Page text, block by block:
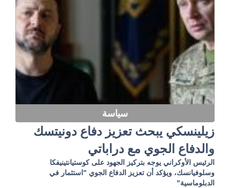
سياسة
زيلينسكي يبحث تعزيز دفاع دونيتسك
والدفاع الجوي مع دراباتي
الرئيس الأوكراني يوجه بتركيز الجهود على كوستيانتينيفكا
وسلوفيانسك، ويؤكد أن تعزيز الدفاع الجوي "استثمار في
الدبلوماسية"